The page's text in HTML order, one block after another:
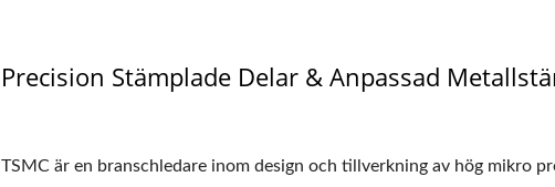
Precision Stämplade Delar & Anpassad
TSMC är en branschledare inom design och tillverkning av hög mikro